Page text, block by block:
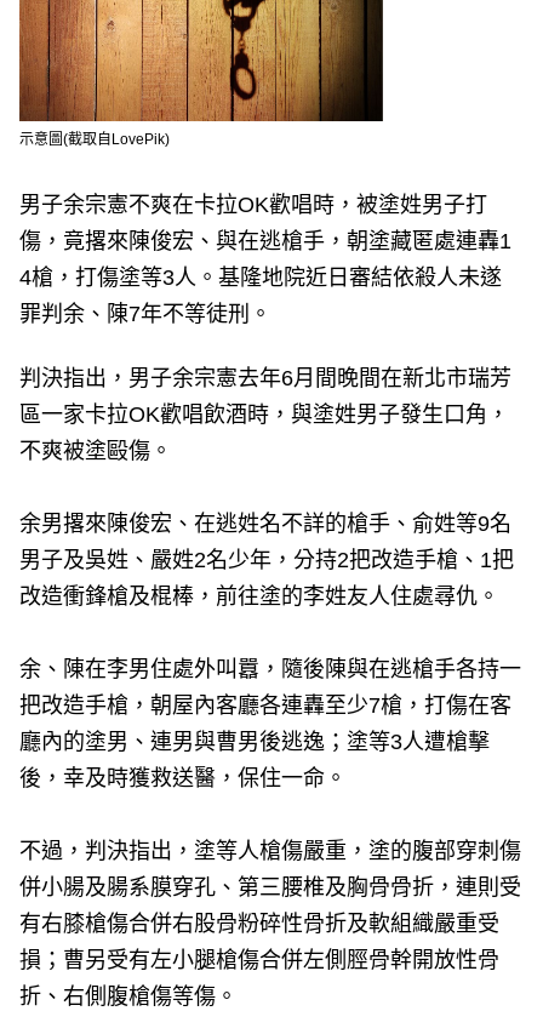
示意圖(截取自LovePik)
男子余宗憲不爽在卡拉OK歡唱時，被塗姓男子打
傷，竟撂來陳俊宏、與在逃槍手，朝塗藏匿處連轟1
4槍，打傷塗等3人。基隆地院近日審結依殺人未遂
罪判余、陳7年不等徒刑。
判決指出，男子余宗憲去年6月間晚間在新北市瑞芳
區一家卡拉OK歡唱飲酒時，與塗姓男子發生口角，
不爽被塗毆傷。
余男撂來陳俊宏、在逃姓名不詳的槍手、俞姓等9名
男子及吳姓、嚴姓2名少年，分持2把改造手槍、1把
改造衝鋒槍及棍棒，前往塗的李姓友人住處尋仇。
余、陳在李男住處外叫囂，隨後陳與在逃槍手各持一
把改造手槍，朝屋內客廳各連轟至少7槍，打傷在客
廳內的塗男、連男與曹男後逃逸；塗等3人遭槍擊
後，幸及時獲救送醫，保住一命。
不過，判決指出，塗等人槍傷嚴重，塗的腹部穿刺傷
併小腸及腸系膜穿孔、第三腰椎及胸骨骨折，連則受
有右膝槍傷合併右股骨粉碎性骨折及軟組織嚴重受
損；曹另受有左小腿槍傷合併左側脛骨幹開放性骨
折、右側腹槍傷等傷。